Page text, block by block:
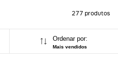
277 produtos
Ordenar por:
Mais vendidos